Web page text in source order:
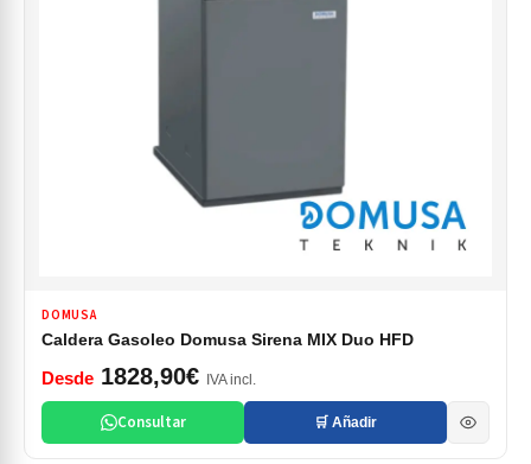
DOMUSA
Caldera Gasoleo Domusa Sirena MIX Duo HFD
Desde 1828,90€ IVA incl.
Consultar 🛒 Añadir